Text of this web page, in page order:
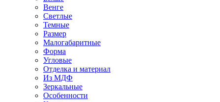
Венге
Светлые
Темные
Размер
Малогабаритные
Форма
Угловые
Отделка и материал
Из МДФ
Зеркальные
Особенности